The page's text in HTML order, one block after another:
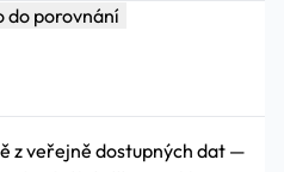
do porovnání
z veřejně dostupných dat —